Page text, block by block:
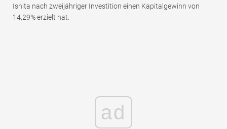
Ishita nach zweijähriger Investition einen Kapitalgewinn von
14,29% erzielt hat.
ad